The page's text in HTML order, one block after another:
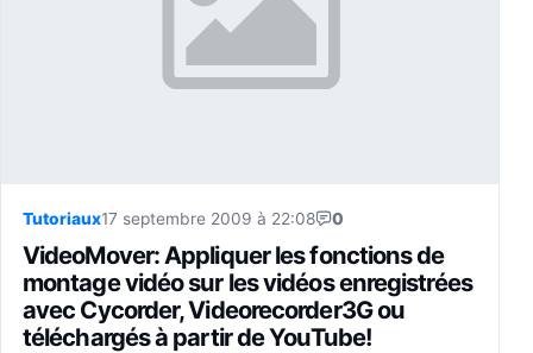
Tutoriaux17 septembre 2009 à 22:08 0
VideoMover: Appliquer les fonctions de
montage vidéo sur les vidéos enregistrées
avec Cycorder, Videorecorder3G ou
téléchargés à partir de YouTube!